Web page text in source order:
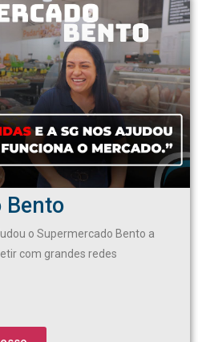
Bento
o Supermercado Bento a
com grandes redes